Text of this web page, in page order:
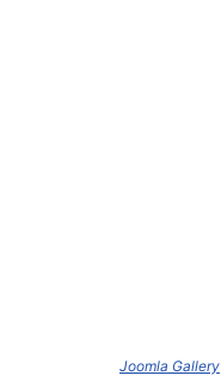
Joomla Gallery